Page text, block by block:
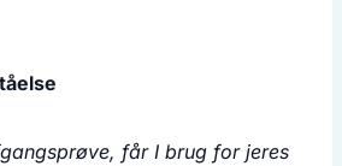
får I brug for jeres